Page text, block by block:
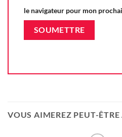
le navigateur pour mon
VOUS AIMEREZ PEUT-